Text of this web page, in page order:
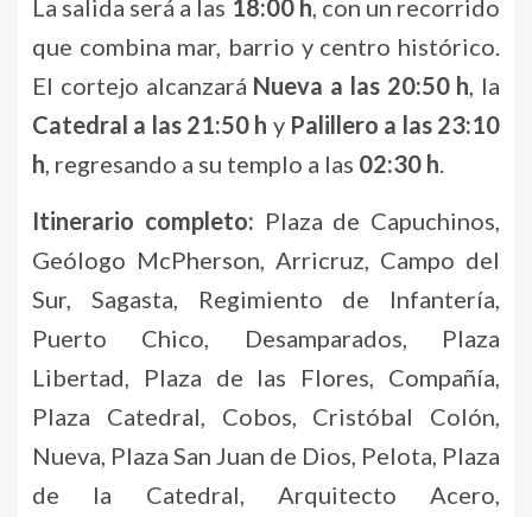
La salida será a las 18:00 h, con un recorrido
que combina mar, barrio y centro histórico.
El cortejo alcanzará Nueva a las 20:50 h, la
Catedral a las 21:50 h y Palillero a las 23:10
h, regresando a su templo a las 02:30 h.
Itinerario completo: Plaza de Capuchinos,
Geólogo McPherson, Arricruz, Campo del
Sur, Sagasta, Regimiento de Infantería,
Puerto Chico, Desamparados, Plaza
Libertad, Plaza de las Flores, Compañía,
Plaza Catedral, Cobos, Cristóbal Colón,
Nueva, Plaza San Juan de Dios, Pelota, Plaza
de la Catedral, Arquitecto Acero,